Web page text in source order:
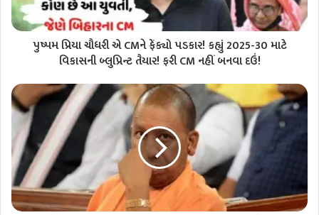
પુષ્પમ પ્રિયા ચૌધરી એ CMને ફેંક્યો પડકાર! કહ્યું 2025-30 માટે
વિકાસની બ્લુપ્રિન્ટ તૈયાર! ફરી CM નહીં બનવા દઉં!